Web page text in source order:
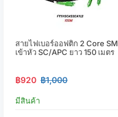
สายไฟเบอร์ออฟติก 2 Core SM
เข้าหัว SC/APC ยาว 150 เมตร
฿920 ฿1,000
มีสินค้า